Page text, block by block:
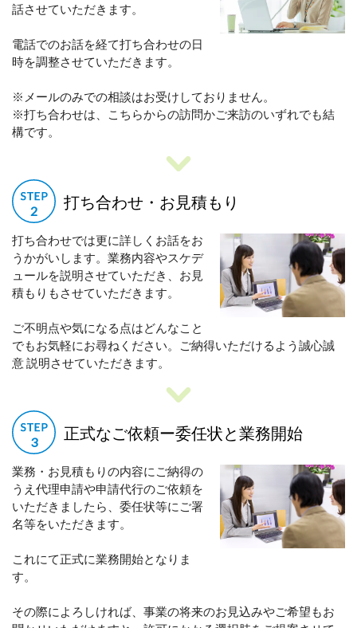
話させていただきます。
電話でのお話を経て打ち合わせの日
時を調整させていただきます。
※メールのみでの相談はお受けしておりません。
※打ち合わせは、こちらからの訪問かご来訪のいずれでも結
構です。
打ち合わせ・お見積もり
打ち合わせでは更に詳しくお話をお
うかがいします。業務内容やスケデ
ュールを説明させていただき、お見
積もりもさせていただきます。
ご不明点や気になる点はどんなこと
でもお気軽にお尋ねください。ご納得いただけるよう誠心誠
意 説明させていただきます。
正式なご依頼ー委任状と業務開始
業務・お見積もりの内容にご納得の
うえ代理申請や申請代行のご依頼を
いただきましたら、委任状等にご署
名等をいただきます。
これにて正式に業務開始となりま
す。
その際によろしければ、事業の将来のお見込みやご希望もお